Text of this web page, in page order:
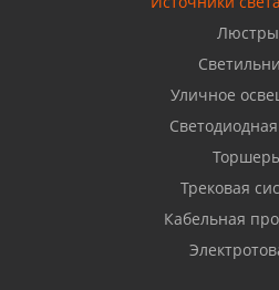
Бузулук, ул. Октябрьская, 24
Балаково, ул. Комарова, 55
Октябрьский, ул. Свердлова,
Люстры
Уличное
Трековая
Кабельная